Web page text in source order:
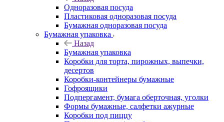
Одноразовая посуда
Пластиковая одноразовая посуда
Бумажная одноразовая посуда
Бумажная упаковка
Назад
Бумажная упаковка
Коробки для торта, пирожных, выпечки,
десертов
Коробки-контейнеры бумажные
Гофроящики
Подпергамент, бумага оберточная, уголки
Формы бумажные, салфетки ажурные
Коробки под пиццу